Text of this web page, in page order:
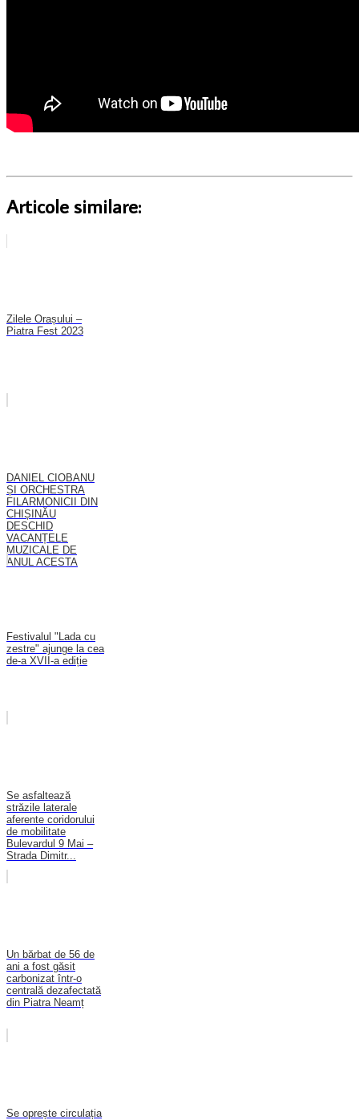
Articole similare:
Zilele Orașului –
Piatra Fest 2023
DANIEL CIOBANU
ȘI ORCHESTRA
FILARMONICII DIN
CHIȘINĂU
DESCHID
VACANȚELE
MUZICALE DE
ANUL ACESTA
Festivalul "Lada cu
zestre" ajunge la cea
de-a XVII-a ediție
Se asfaltează
străzile laterale
aferente coridorului
de mobilitate
Bulevardul 9 Mai –
Strada Dimitr...
Un bărbat de 56 de
ani a fost găsit
carbonizat într-o
centrală dezafectată
din Piatra Neamț
Se oprește circulația